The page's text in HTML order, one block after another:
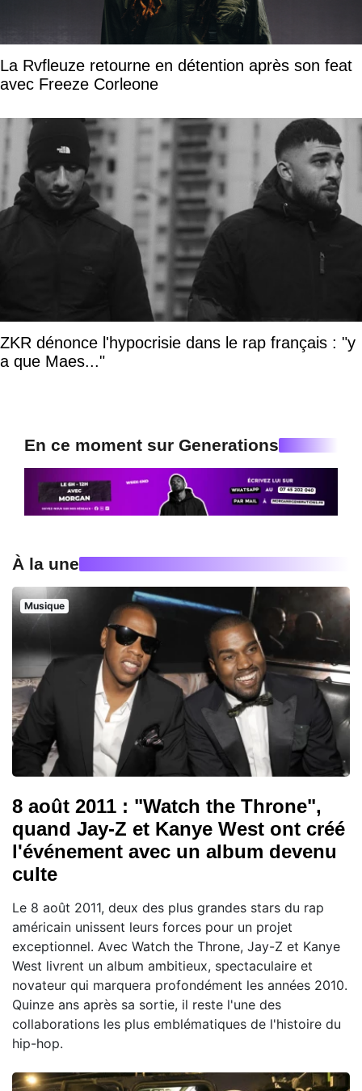
La Rvfleuze retourne en détention après son feat
avec Freeze Corleone
ZKR dénonce l'hypocrisie dans le rap français : "y
a que Maes..."
En ce moment sur Generations
À la une
Musique
8 août 2011 : "Watch the Throne",
quand Jay-Z et Kanye West ont créé
l'événement avec un album devenu
culte
Le 8 août 2011, deux des plus grandes stars du rap
américain unissent leurs forces pour un projet
exceptionnel. Avec Watch the Throne, Jay-Z et Kanye
West livrent un album ambitieux, spectaculaire et
novateur qui marquera profondément les années 2010.
Quinze ans après sa sortie, il reste l'une des
collaborations les plus emblématiques de l'histoire du
hip-hop.